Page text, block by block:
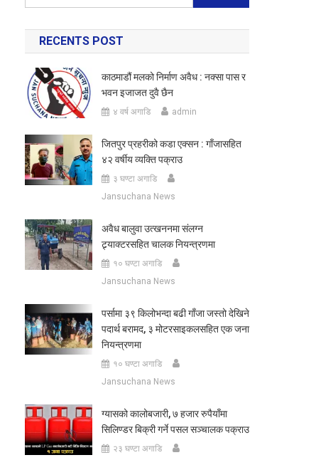
for:
RECENTS POST
काठमाडौं मलको निर्माण अवैध : नक्सा पास र
भवन इजाजत दुवै छैन
४ वर्ष अगाडि admin
जितपुर प्रहरीको कडा एक्सन : गाँजासहित
४२ वर्षीय व्यक्ति पक्राउ
३ घण्टा अगाडि
Jansuchana News
अवैध बालुवा उत्खननमा संलग्न
ट्र्याक्टरसहित चालक नियन्त्रणमा
१० घण्टा अगाडि
Jansuchana News
पर्सामा ३९ किलोभन्दा बढी गाँजा जस्तो देखिने
पदार्थ बरामद, ३ मोटरसाइकलसहित एक जना
नियन्त्रणमा
१० घण्टा अगाडि
Jansuchana News
ग्यासको कालोबजारी, ७ हजार रुपैयाँमा
सिलिण्डर बिक्री गर्ने पसल सञ्चालक पक्राउ
२३ घण्टा अगाडि